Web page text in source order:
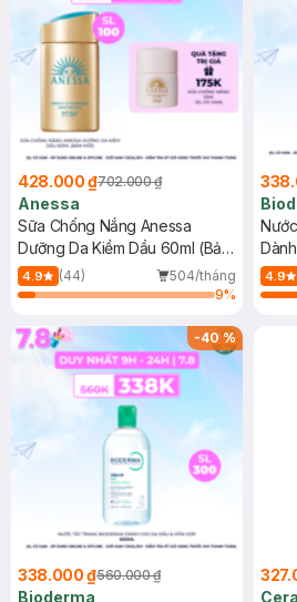
428.000 ₫702.000 ₫
Anessa
Sữa Chống Nắng Anessa
Dưỡng Da Kiềm Dầu 60ml (Bản
Mới)
4.9 (44)
504/tháng
9%
4.9
-40%
338.000 ₫560.000 ₫
Bioderma